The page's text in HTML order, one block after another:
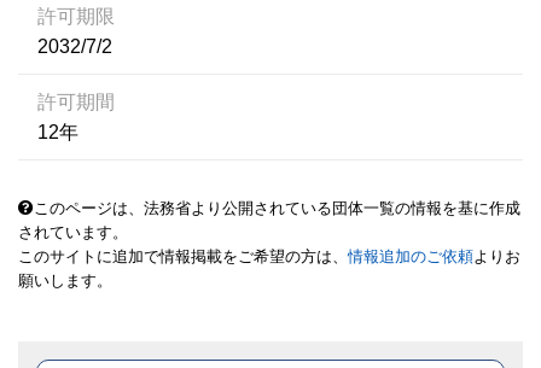
許可期限
2032/7/2
許可期間
12年
このページは、法務省より公開されている団体一覧の情報を基に作成
されています。
このサイトに追加で情報掲載をご希望の方は、情報追加のご依頼よりお
願いします。